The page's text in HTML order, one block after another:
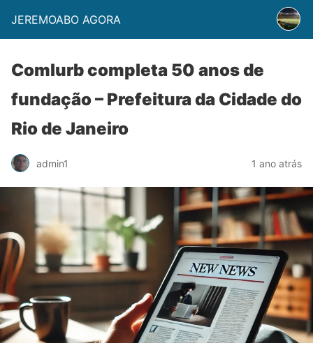
JEREMOABO AGORA
Comlurb completa 50 anos de
fundação – Prefeitura da Cidade do
Rio de Janeiro
admin1 1 ano atrás